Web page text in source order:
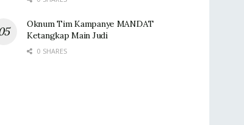
Oknum Tim Kampanye MANDAT
Ketangkap Main Judi
0 SHARES